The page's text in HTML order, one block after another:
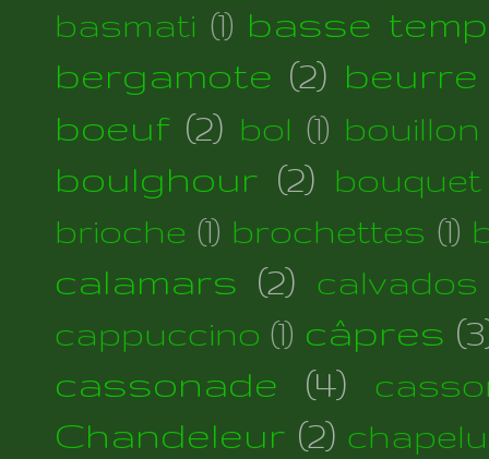
basmati (1) basse
bergamote (2) beurre
boeuf (2) bol (1) bouillon
boulghour (2)
brioche (1) brochettes (1)
calamars (2)
calvados
cappuccino (1) câpres
cassonade
(4)
Chandeleur (2)